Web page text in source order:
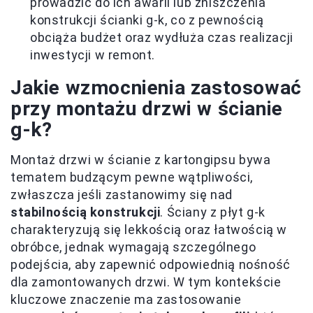
konstrukcji ścianki g-k, co z pewnością
obciąża budżet oraz wydłuża czas realizacji
inwestycji w remont.
Jakie wzmocnienia zastosować
przy montażu drzwi w ścianie
g-k?
Montaż drzwi w ścianie z kartongipsu bywa
tematem budzącym pewne wątpliwości,
zwłaszcza jeśli zastanowimy się nad
stabilnością konstrukcji. Ściany z płyt g-k
charakteryzują się lekkością oraz łatwością w
obróbce, jednak wymagają szczególnego
podejścia, aby zapewnić odpowiednią nośność
dla zamontowanych drzwi. W tym kontekście
kluczowe znaczenie ma zastosowanie